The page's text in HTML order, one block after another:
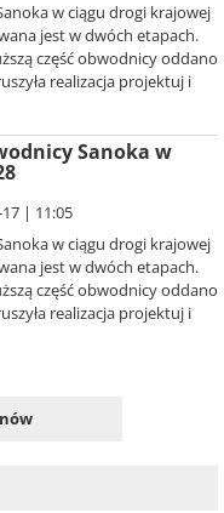
w ciągu drogi krajowej
jest w dwóch etapach.
część obwodnicy oddano
realizacja projektuj i
Sanoka w
| 11:05
w ciągu drogi krajowej
jest w dwóch etapach.
część obwodnicy oddano
realizacja projektuj i